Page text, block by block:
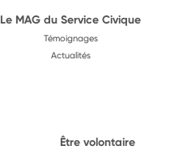
Le MAG du Service Civique
Témoignages
Actualités
Être volontaire